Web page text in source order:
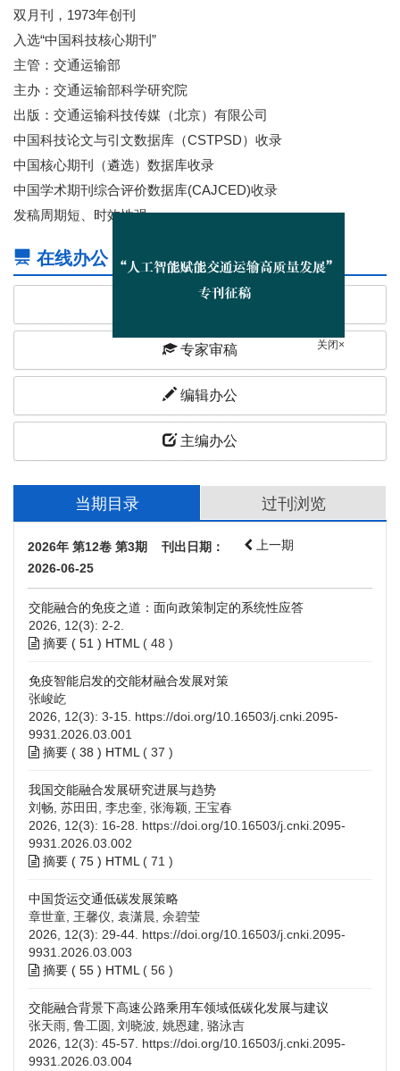
关闭×
双月刊，1973年创刊
入选“中国科技核心期刊”
主管：交通运输部
主办：交通运输部科学研究院
出版：交通运输科技传媒（北京）有限公司
中国科技论文与引文数据库（CSTPSD）收录
中国核心期刊（遴选）数据库收录
中国学术期刊综合评价数据库(CAJCED)收录
发稿周期短、时效性强
在线办公
作者投稿
专家审稿
编辑办公
主编办公
当期目录 过刊浏览
2026年 第12卷 第3期 刊出日期：
2026-06-25
上一期
交能融合的免疫之道：面向政策制定的系统性应答
2026, 12(3): 2-2.
摘要 ( 51 ) HTML ( 48 )
免疫智能启发的交能材融合发展对策
张峻屹
2026, 12(3): 3-15. https://doi.org/10.16503/j.cnki.2095-
9931.2026.03.001
摘要 ( 38 ) HTML ( 37 )
我国交能融合发展研究进展与趋势
刘畅, 苏田田, 李忠奎, 张海颖, 王宝春
2026, 12(3): 16-28. https://doi.org/10.16503/j.cnki.2095-
9931.2026.03.002
摘要 ( 75 ) HTML ( 71 )
中国货运交通低碳发展策略
章世童, 王馨仪, 袁潇晨, 余碧莹
2026, 12(3): 29-44. https://doi.org/10.16503/j.cnki.2095-
9931.2026.03.003
摘要 ( 55 ) HTML ( 56 )
交能融合背景下高速公路乘用车领域低碳化发展与建议
张天雨, 鲁工圆, 刘晓波, 姚恩建, 骆泳吉
2026, 12(3): 45-57. https://doi.org/10.16503/j.cnki.2095-
9931.2026.03.004